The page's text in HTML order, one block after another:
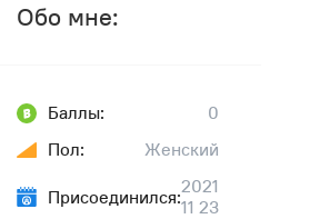
Обо мне:
Баллы:
0
Пол:
Женский
Присоединился:2021
11 23